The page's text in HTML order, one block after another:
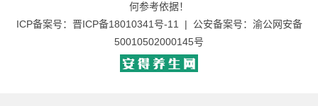
何参考依据！
ICP备案号： 晋ICP备18010341号-11 | 公安备案号： 渝公网安备
50010502000145号